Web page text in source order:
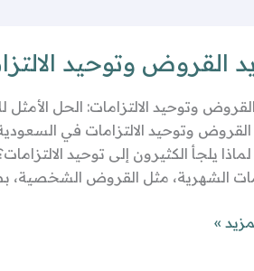
القروض وتوحيد
وتوحيد الالتزامات: الحل الأمثل
القروض وتوحيد الالتزامات في
يلجأ الكثيرون إلى توحيد
الشهرية، مثل القروض الشخصية،
»